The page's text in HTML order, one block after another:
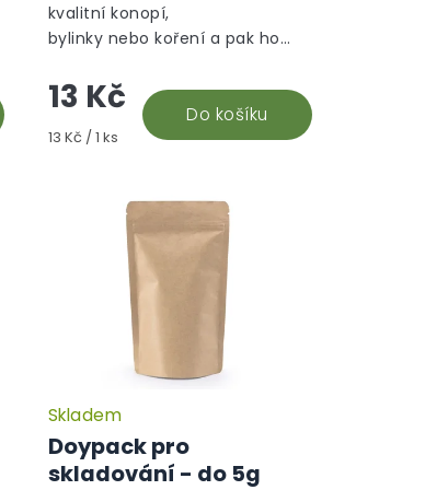
13 Kč
Měrná
13 Kč / 1 ks
Do košíku
kvalitní konopí,
bylinky nebo koření a pak ho
protože ztratilo chuť, nebo se
vám tam dostal nezvaný...
Doypack pro
skladování - do 5g
Skladem